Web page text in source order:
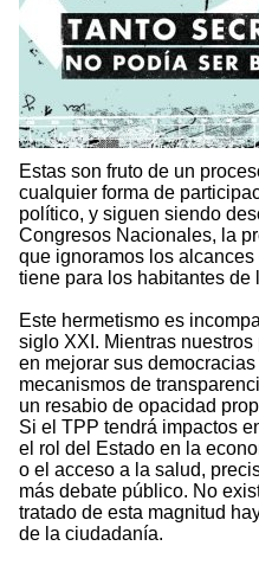
Estas son fruto de un
cualquier forma de
político, y siguen siendo
Congresos Nacionales, la
que ignoramos los
tiene para los habitantes de
Este hermetismo es
siglo XXI. Mientras
en mejorar sus
mecanismos de
un resabio de opacidad
Si el TPP tendrá impactos
el rol del Estado en la
o el acceso a la salud,
más debate público. No
tratado de esta magnitud
de la ciudadanía.